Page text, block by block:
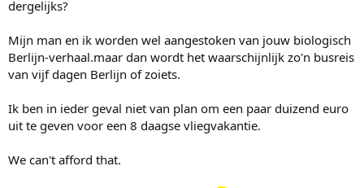
dergelijks?
Mijn man en ik worden wel aangestoken van jouw biologisch
Berlijn-verhaal.maar dan wordt het waarschijnlijk zo'n busreis
van vijf dagen Berlijn of zoiets.
Ik ben in ieder geval niet van plan om een paar duizend euro
uit te geven voor een 8 daagse vliegvakantie.
We can't afford that.